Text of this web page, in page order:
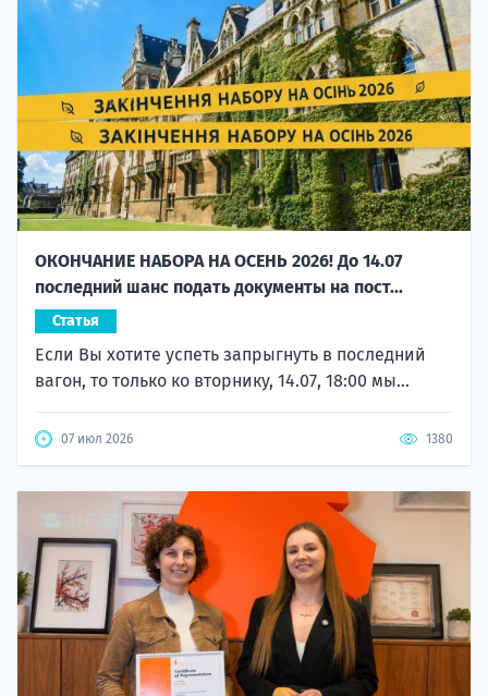
ОКОНЧАНИЕ НАБОРА НА ОСЕНЬ 2026! До 14.07
последний шанс подать документы на пост...
Статья
Если Вы хотите успеть запрыгнуть в последний
вагон, то только ко вторнику, 14.07, 18:00 мы...
07 июл 2026 1380